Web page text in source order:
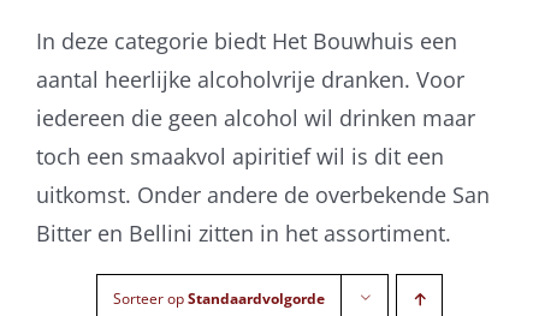
In deze categorie biedt Het Bouwhuis een
aantal heerlijke alcoholvrije dranken. Voor
iedereen die geen alcohol wil drinken maar
toch een smaakvol apiritief wil is dit een
uitkomst. Onder andere de overbekende San
Bitter en Bellini zitten in het assortiment.
Sorteer opStandaardvolgorde